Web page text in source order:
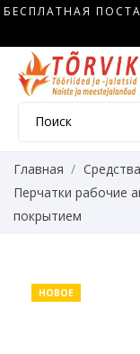
БЕСПЛАТНАЯ
Главная
Перчатки рабочие
покрытием
НОВОЕ